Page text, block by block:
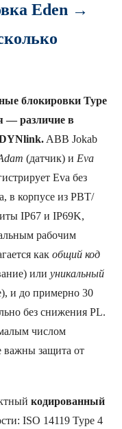
Eden →
блокировки Type
— различие в
ABB Jokab
(датчик) и Eva
Eva без
в корпусе из PBT/
IP67 и IP69K,
рабочим
как общий код
или уникальный
и до примерно 30
без снижения PL.
числом
важны защита от
кодированный
ISO 14119 Type 4